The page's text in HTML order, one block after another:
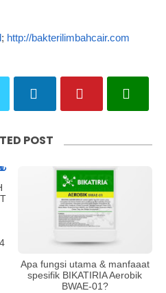
; http://bakterilimbahcair.com
POST
Apa fungsi utama & manfaaat
spesifik BIKATIRIA Aerobik
BWAE-01?